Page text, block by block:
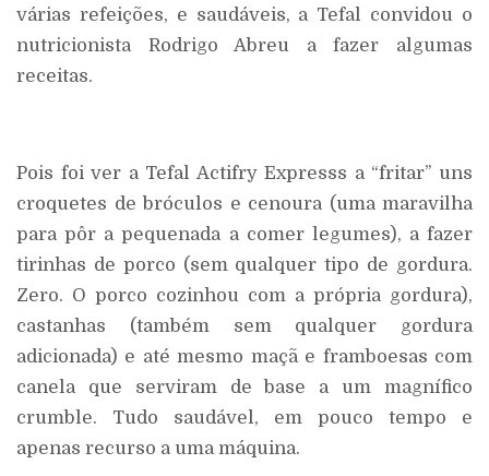
várias refeições, e saudáveis, a Tefal convidou o
nutricionista Rodrigo Abreu a fazer algumas
receitas.
Pois foi ver a Tefal Actifry Expresss a “fritar” uns
croquetes de bróculos e cenoura (uma maravilha
para pôr a pequenada a comer legumes), a fazer
tirinhas de porco (sem qualquer tipo de gordura.
Zero. O porco cozinhou com a própria gordura),
castanhas (também sem qualquer gordura
adicionada) e até mesmo maçã e framboesas com
canela que serviram de base a um magnífico
crumble. Tudo saudável, em pouco tempo e
apenas recurso a uma máquina.